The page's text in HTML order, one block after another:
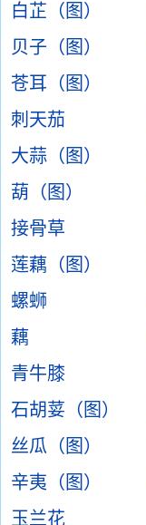
白芷（图）
贝子（图）
苍耳（图）
刺天茄
大蒜（图）
葫（图）
接骨草
莲藕（图）
螺蛳
藕
青牛膝
石胡荽（图）
丝瓜（图）
辛夷（图）
玉兰花